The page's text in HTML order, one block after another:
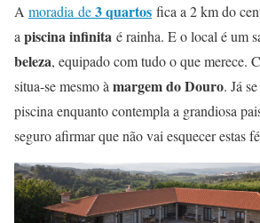
A moradia de3 quartos fica a 2 km do
a piscina infinita é rainha. E o local é um
beleza, equipado com tudo o que merece.
situa-se mesmo à margem do Douro. Já
piscina enquanto contempla a grandiosa
seguro afirmar que não vai esquecer estas